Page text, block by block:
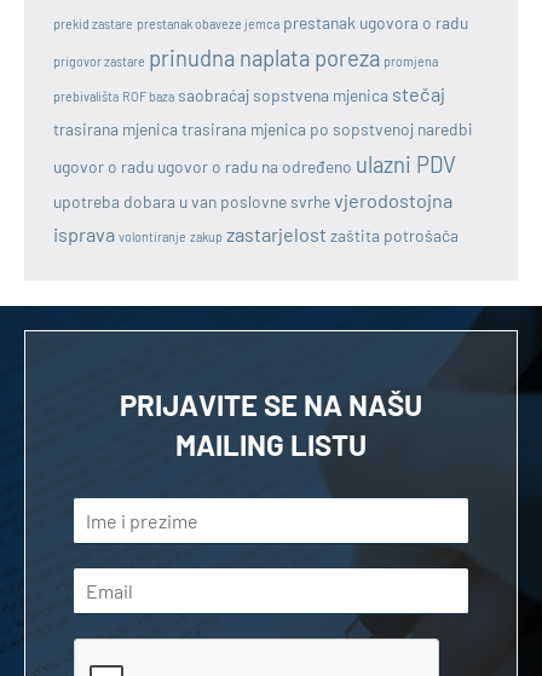
prekid zastare prestanak obaveze jemca prestanak ugovora o radu
prigovor zastare prinudna naplata poreza promjena
prebivališta ROF baza saobraćaj sopstvena mjenica stečaj
trasirana mjenica trasirana mjenica po sopstvenoj naredbi
ugovor o radu ugovor o radu na određeno ulazni PDV
upotreba dobara u van poslovne svrhevjerodostojna
isprava volontiranje zakup zastarjelost zaštita potrošača
PRIJAVITE SE NA NAŠU
MAILING LISTU